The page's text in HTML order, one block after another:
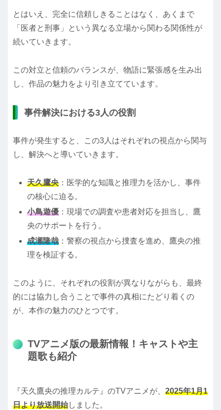
とはいえ、完全に信頼しきることはなく、あくまで
「医者と刑事」という異なる立場から関わる関係性が
続いていきます。
この対立と信頼のバランスが、物語に緊張感を生み出
し、作品の魅力をより引き立てています。
事件解決における3人の役割
事件が発生すると、この3人はそれぞれの視点から関与
し、解決へと導いていきます。
天久鷹央 ：医学的な知識と推理力を活かし、事件
の核心に迫る。
小鳥遊優 ：現場での調査や患者対応を担当し、鷹
央のサポートを行う。
成瀬隆哉 ：警察の視点から捜査を進め、鷹央の推
理を検証する。
このように、それぞれの役割が異なりながらも、最終
的には協力し合うことで事件の真相にたどり着くの
が、本作の魅力のひとつです。
TVアニメ版の最新情報！キャストや主
題歌も紹介
『天久鷹央の推理カルテ』のTVアニメが、 2025年1月1
日より放送開始しました。